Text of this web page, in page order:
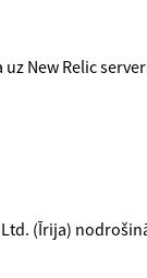
New Relic
(Īrija)